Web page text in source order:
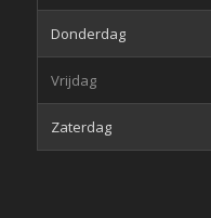
Donderdag
Vrijdag
Zaterdag